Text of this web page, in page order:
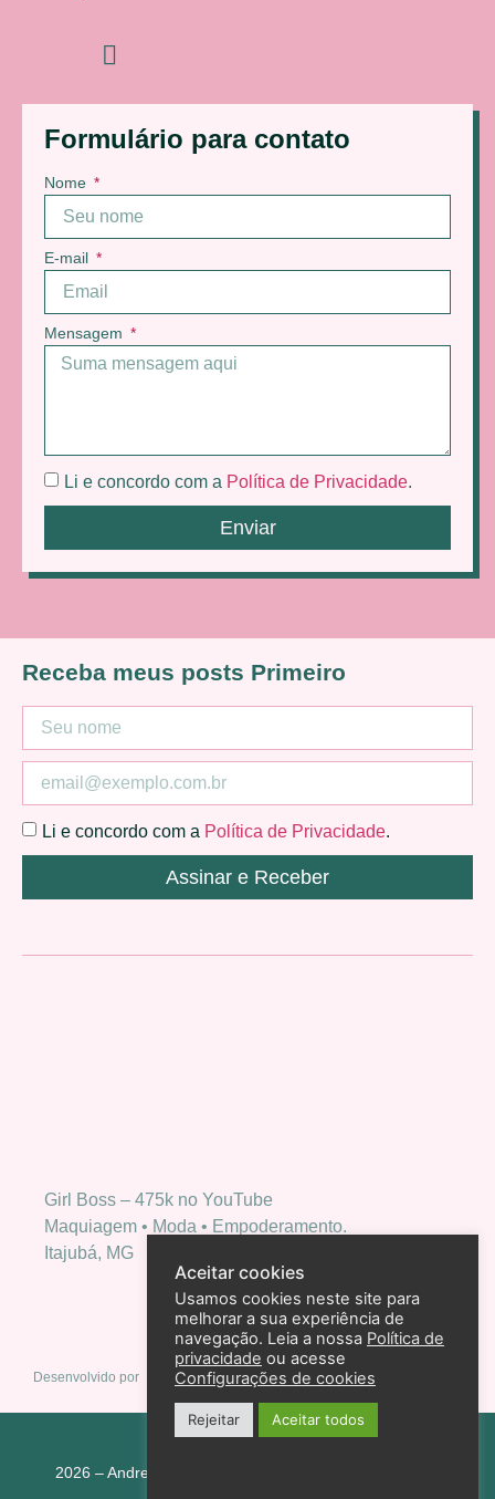
Formulário para contato
Nome
E-mail
Mensagem
Li e concordo com a Política de Privacidade.
Enviar
Girl Boss – 475k no YouTube
Maquiagem • Moda • Empoderamento.
Itajubá, MG
Receba meus posts Primeiro
Li e concordo com a Política de Privacidade.
Assinar e Receber
Desenvolvido por
Política de privacidade
2026 – Andreza Goulart – Todos os direitos reservados
Aceitar cookies
Usamos cookies neste site para
melhorar a sua experiência de
navegação. Leia a nossa Política de
privacidade ou acesse
Configurações de cookies
Rejeitar Aceitar todos